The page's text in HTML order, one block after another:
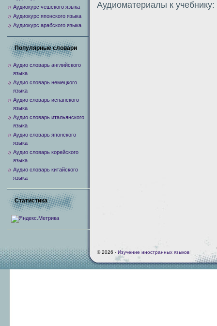
Аудиоматериалы к учебнику:
Аудиокурс чешского языка
Аудиокурс японского языка
Аудиокурс арабского языка
Популярные словари
Аудио словарь английского
языка
Аудио словарь немецкого
языка
Аудио словарь испанского
языка
Аудио словарь итальянского
языка
Аудио словарь японского
языка
Аудио словарь корейского
языка
Аудио словарь китайского
языка
Статистика
© 2026 - Изучение иностранных языков